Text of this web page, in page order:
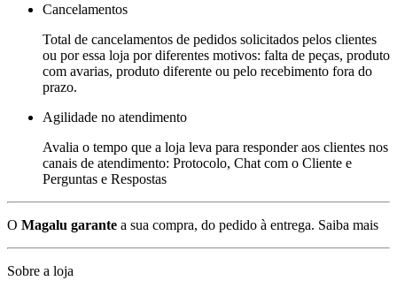
Cancelamentos
Total de cancelamentos de pedidos solicitados pelos clientes
ou por essa loja por diferentes motivos: falta de peças, produto
com avarias, produto diferente ou pelo recebimento fora do
prazo.
Agilidade no atendimento
Avalia o tempo que a loja leva para responder aos clientes nos
canais de atendimento: Protocolo, Chat com o Cliente e
Perguntas e Respostas
O Magalu garante a sua compra, do pedido à entrega. Saiba mais
Sobre a loja